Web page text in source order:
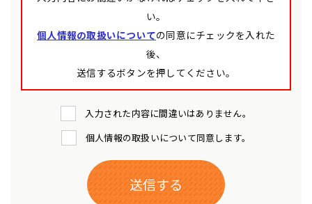
い。
個人情報の取扱いについての同意にチェックを入れた
後、
送信するボタンを押してください。
入力された内容に間違いはありません。
個人情報の取扱いについて同意します。